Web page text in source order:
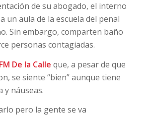
de su abogado, el interno
un aula de la escuela del penal
Sin embargo, comparten baño
personas contagiadas.
FM De la Calle que, a pesar de que
se siente “bien” aunque tiene
y náuseas.
pero la gente se va